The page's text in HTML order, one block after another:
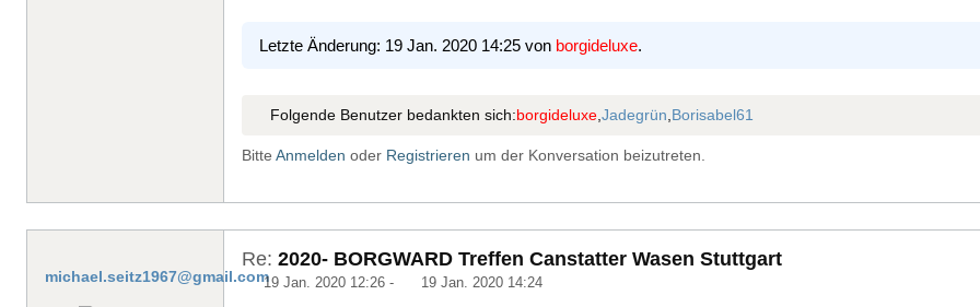
Letzte Änderung: 19 Jan. 2020 14:25 von borgideluxe.
Folgende Benutzer bedankten sich:borgideluxe, Jadegrün Borisabel61
Bitte Anmelden oder Registrieren um der Konversation beizutreten.
michael.seitz1967@gmail.com
Re: 2020- BORGWARD Treffen Canstatter Wasen Stuttgart
19 Jan. 2020 12:26 - 19 Jan. 2020 14:24